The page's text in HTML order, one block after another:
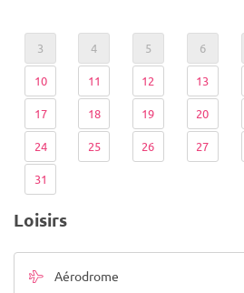
3 4 5 6
10 11 12 13
17 18 19 20
24 25 26 27
31
Loisirs
Aérodrome